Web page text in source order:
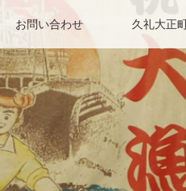
お問い合わせ 久礼大正